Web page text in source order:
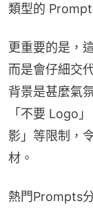
類型的 Prompt
更重要的是，
而是會仔細交
背景是甚麼氣
「不要 Logo
影」等限制，
材。
熱門Prompts